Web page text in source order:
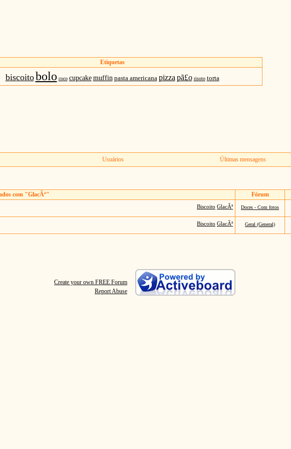
Etiquetas
biscoitobolo coco cupcake muffin pasta americana pizza pã£o risoto torta
Usuários Últimas mensagens
com "GlacÃª" Fórum
Biscoito GlacÃª Doces - Com fotos
Biscoito GlacÃª Geral (General)
Create your own FREE Forum
Report Abuse